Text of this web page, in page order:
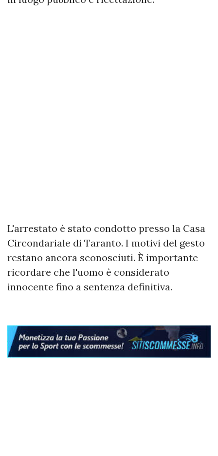
L'arrestato è stato condotto presso la Casa
Circondariale di Taranto. I motivi del gesto
restano ancora sconosciuti. È importante
ricordare che l'uomo è considerato
innocente fino a sentenza definitiva.